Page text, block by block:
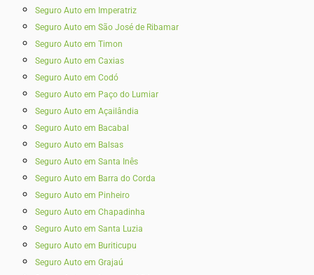
Seguro Auto em Imperatriz
Seguro Auto em São José de Ribamar
Seguro Auto em Timon
Seguro Auto em Caxias
Seguro Auto em Codó
Seguro Auto em Paço do Lumiar
Seguro Auto em Açailândia
Seguro Auto em Bacabal
Seguro Auto em Balsas
Seguro Auto em Santa Inês
Seguro Auto em Barra do Corda
Seguro Auto em Pinheiro
Seguro Auto em Chapadinha
Seguro Auto em Santa Luzia
Seguro Auto em Buriticupu
Seguro Auto em Grajaú